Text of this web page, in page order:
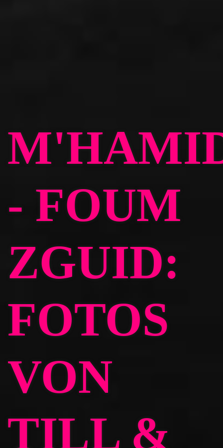
- FOUM
ZGUID:
FOTOS
VON
TILL &